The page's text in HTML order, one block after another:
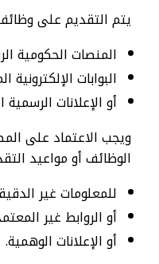
يتم التقديم على وظائف
المنصات الحكومية
البوابات
أو الإعلانات الرسمية
ويجب الاعتماد على
الوظائف أو مواعيد
للمعلومات غير
أو الروابط غير
أو الإعلانات الوهمية.